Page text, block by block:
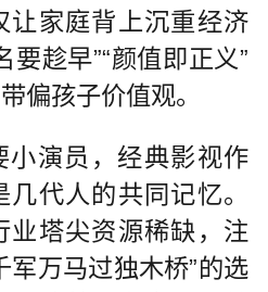
让家庭背上沉重经济
要趁早”“颜值即正义”
偏孩子价值观。
小演员，经典影视作
代人的共同记忆。
业塔尖资源稀缺，注
军万马过独木桥”的选